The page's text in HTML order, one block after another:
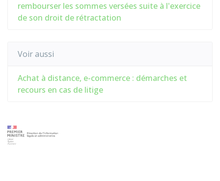
rembourser les sommes versées suite à l'exercice
de son droit de rétractation
Voir aussi
Achat à distance, e-commerce : démarches et
recours en cas de litige